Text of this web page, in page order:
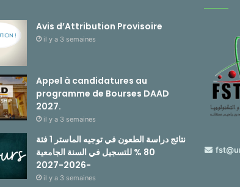
Avis d’Attribution Provisoire
il y a 3 semaines
Appel à candidatures au
programme de Bourses DAAD
2027.
il y a 3 semaines
نتائج دراسة الطعون في توجيه الماستر 1 فئة
80 % للتسجيل في السنة الجامعية
-2026-2027
il y a 3 semaines